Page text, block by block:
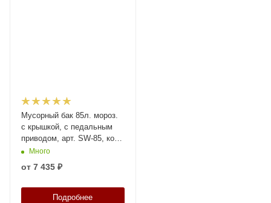
Мусорный бак 85л. мороз.
с крышкой, с педальным
приводом, арт. SW-85, код:
26007
Много
от 7 435 ₽
Подробнее